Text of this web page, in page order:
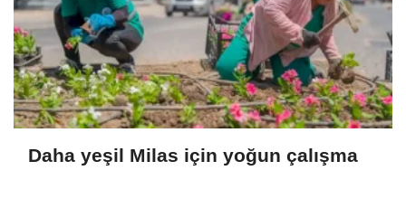
Daha yeşil Milas için yoğun çalışma